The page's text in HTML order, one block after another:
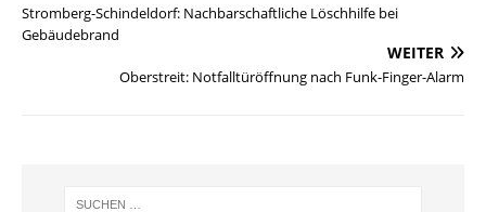
Stromberg-Schindeldorf: Nachbarschaftliche Löschhilfe bei
Gebäudebrand
WEITER
Oberstreit: Notfalltüröffnung nach Funk-Finger-Alarm